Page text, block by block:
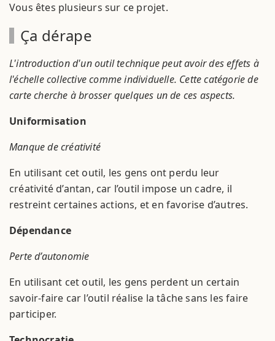
Vous êtes plusieurs sur ce projet.
Ça dérape
L'introduction d'un outil technique peut avoir des effets à
l'échelle collective comme individuelle. Cette catégorie de
carte cherche à brosser quelques un de ces aspects.
Uniformisation
Manque de créativité
En utilisant cet outil, les gens ont perdu leur
créativité d’antan, car l’outil impose un cadre, il
restreint certaines actions, et en favorise d’autres.
Dépendance
Perte d’autonomie
En utilisant cet outil, les gens perdent un certain
savoir-faire car l’outil réalise la tâche sans les faire
participer.